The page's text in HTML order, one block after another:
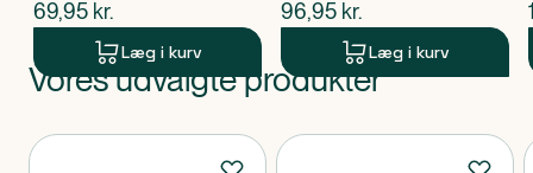
$nuværende pris
69,95 kr.
Læg i kurv
$nuværende pris
96,95 kr.
Læg i kurv
Produkt 1 af 0
Vores udvalgte produkter
Produkter